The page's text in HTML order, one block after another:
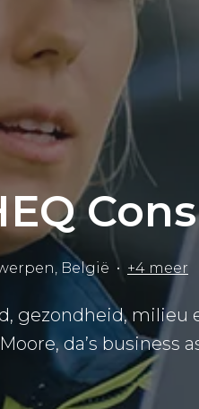
, België • +4 meer
gezondheid, milieu
da’s business